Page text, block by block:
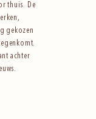
thuis. De
gekozen
achter